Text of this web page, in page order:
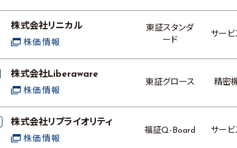
株式会社リニカル
株価情報
東証スタンダ
ード
サービ
株式会社Liberaware
株価情報
東証グロース 精密
株式会社リプライオリティ
株価情報
福証Q-Board サービ